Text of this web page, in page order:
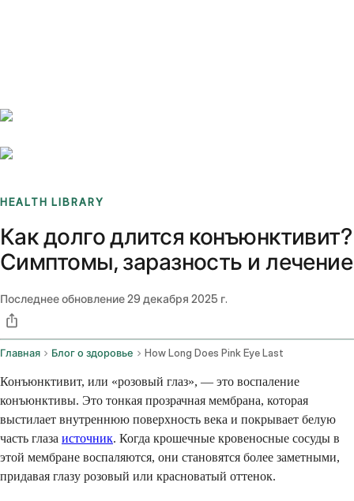
HEALTH LIBRARY
Как долго длится конъюнктивит?
Симптомы, заразность и лечение
Последнее обновление29 декабря 2025 г.
Главная Блог о здоровье How Long Does Pink Eye Last
Конъюнктивит, или «розовый глаз», — это воспаление
конъюнктивы. Это тонкая прозрачная мембрана, которая
выстилает внутреннюю поверхность века и покрывает белую
часть глаза источник. Когда крошечные кровеносные сосуды в
этой мембране воспаляются, они становятся более заметными,
придавая глазу розовый или красноватый оттенок.